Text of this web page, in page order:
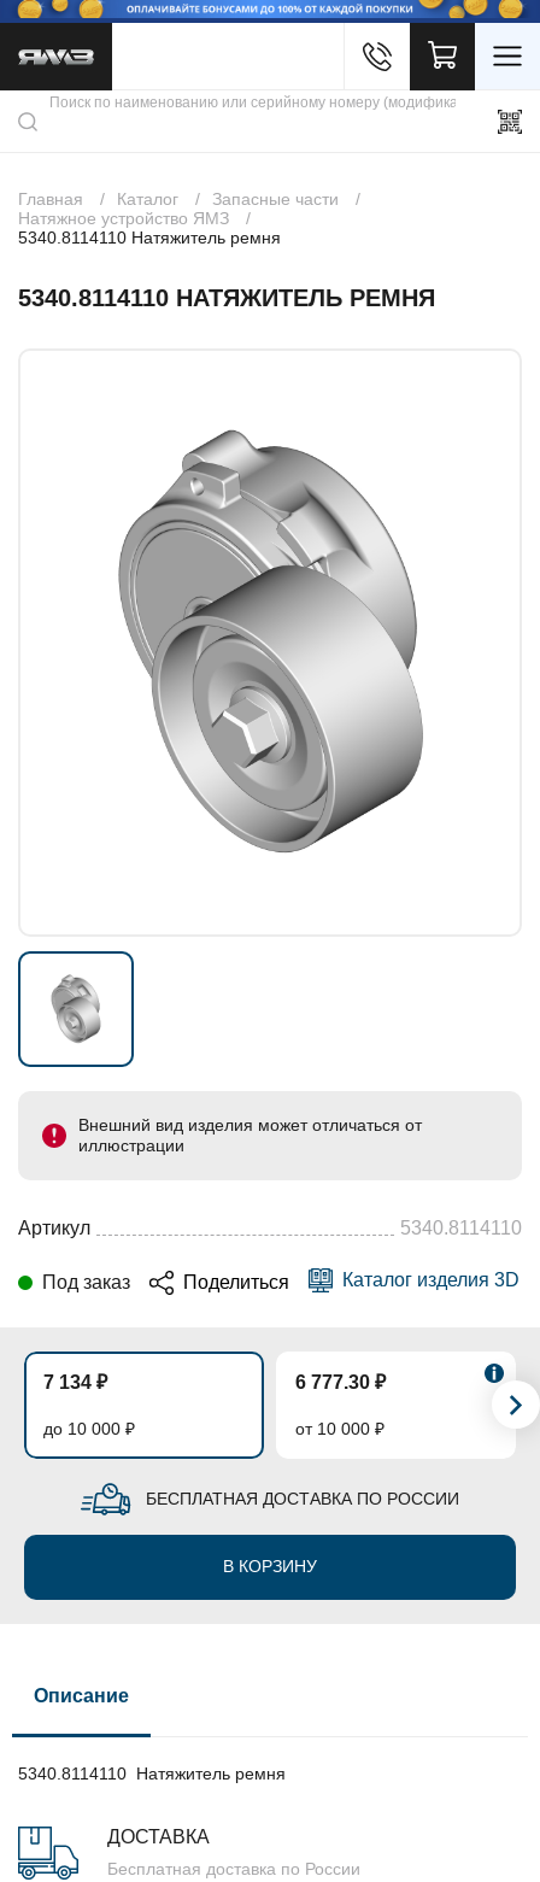
Каталог продукции
Скидки
Контакты
Главная Каталог
Запасные части
Натяжное устройство ЯМЗ
5340.8114110 Натяжитель ремня
5340.8114110 НАТЯЖИТЕЛЬ РЕМНЯ
Внешний вид изделия может отличаться от
иллюстрации
Артикул 5340.8114110
Под заказ Поделиться Каталог изделия 3D
7 134 ₽
до 10 000 ₽
6 777.30 ₽
от 10 000 ₽
БЕСПЛАТНАЯ ДОСТАВКА ПО РОССИИ
В КОРЗИНУ
Описание
5340.8114110 Натяжитель ремня
ДОСТАВКА
Бесплатная доставка по России